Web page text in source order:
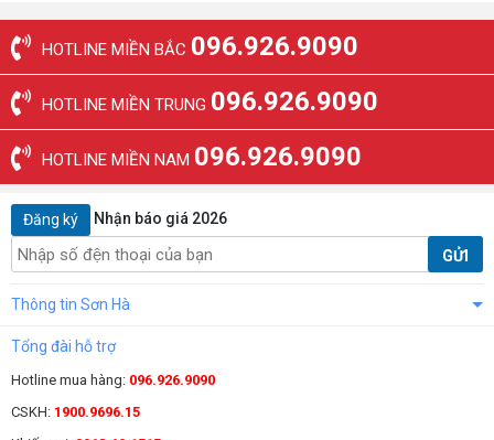
HOTLINE MIỀN BẮC 096.926.9090
HOTLINE MIỀN TRUNG 096.926.9090
HOTLINE MIỀN NAM 096.926.9090
Đăng ký Nhận báo giá 2026
GỬI
Thông tin Sơn Hà
Tổng đài hỗ trợ
Hotline mua hàng: 096.926.9090
CSKH: 1900.9696.15